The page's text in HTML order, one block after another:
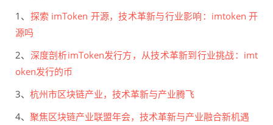
1、 探索 imToken 开源，技术革新与行业影响：imtoken 开
源吗
2、 深度剖析imToken发行方，从技术革新到行业挑战：imt
oken发行的币
3、 杭州市区块链产业，技术革新与产业腾飞
4、 聚焦区块链产业联盟年会，技术革新与产业融合新机遇